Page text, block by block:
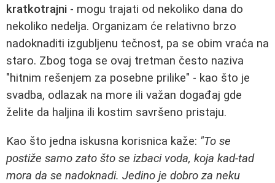
kratkotrajni - mogu trajati od nekoliko dana do
nekoliko nedelja. Organizam će relativno brzo
nadoknaditi izgubljenu tečnost, pa se obim vraća na
staro. Zbog toga se ovaj tretman često naziva
"hitnim rešenjem za posebne prilike" - kao što je
svadba, odlazak na more ili važan događaj gde
želite da haljina ili kostim savršeno pristaju.
Kao što jedna iskusna korisnica kaže: "To se
postiže samo zato što se izbaci voda, koja kad-tad
mora da se nadoknadi. Jedino je dobro za neku